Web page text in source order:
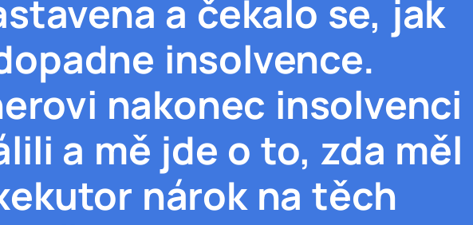
a čekalo se, jak
insolvence.
nakonec insolvenci
a mě jde o to, zda měl
nárok na těch